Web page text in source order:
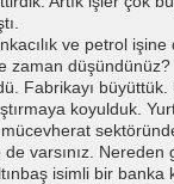
ve petrol
zaman düşündünüz?
Fabrikayı
koyulduk.
de varsınız.
isimli bir